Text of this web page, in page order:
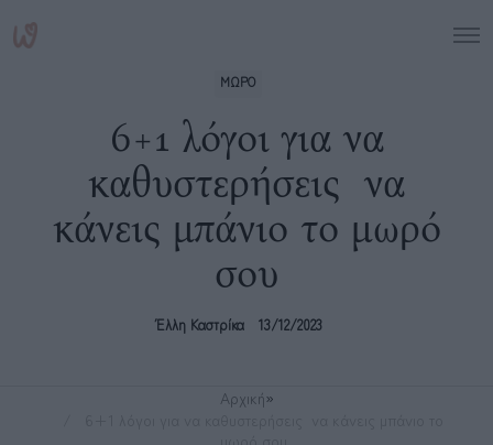
ΜΩΡΟ
6+1 λόγοι για να
καθυστερήσεις να
κάνεις μπάνιο το μωρό
σου
Έλλη Καστρίκα 13/12/2023
Αρχική»